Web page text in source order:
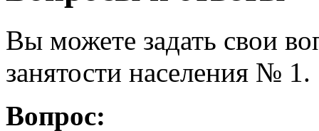
Вы можете задать свои
занятости населения № 1.
Вопрос: